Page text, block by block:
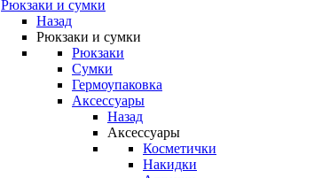
Рюкзаки и сумки
Назад
Рюкзаки и сумки
Рюкзаки
Сумки
Гермоупаковка
Аксессуары
Назад
Аксессуары
Косметички
Накидки